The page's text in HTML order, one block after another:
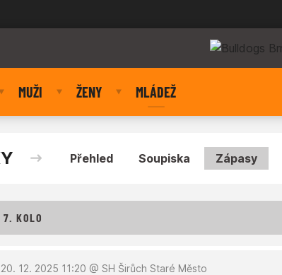
MUŽI ŽENY MLÁDEŽ
Přehled Soupiska Zápasy
KOLO
20. 12. 2025 11:20 @ SH Širůch Staré Město